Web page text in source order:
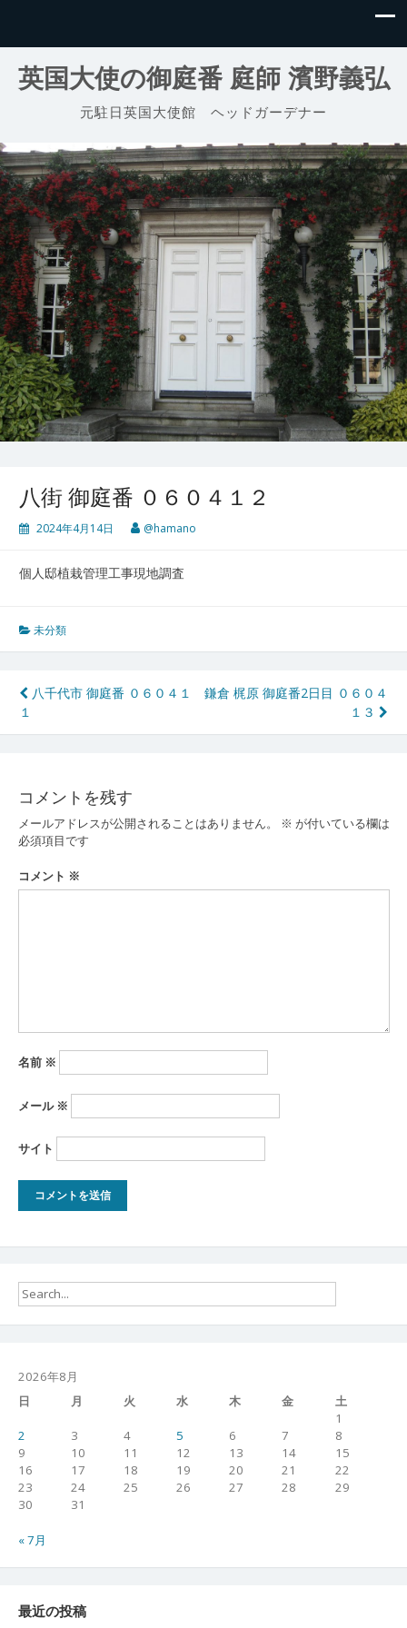
英国大使の御庭番 庭師 濱野義弘
元駐日英国大使館 ヘッドガーデナー
八街 御庭番 ０６０４１２
2024年4月14日 @hamano
個人邸植栽管理工事現地調査
未分類
投
稿
ビ
ゲ
ー
シ
八千代市 御庭番 ０６０４１
１
鎌倉 梶原 御庭番2日目 ０６０４
１３
コメントを残す
メールアドレスが公開されることはありません。 ※ が付いている欄は
必須項目です
コメント ※
名前 ※
メール ※
サイト
2026年8月
日
月 火 水 木 金
土
1
2
3 4 5 6 7
8
9
10 11 12 13 14
15
16
17 18 19 20 21
22
23
24 25 26 27 28
29
30
31
« 7月
最近の投稿